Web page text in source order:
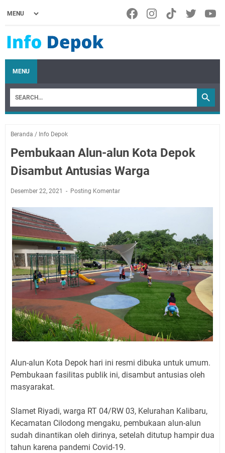
MENU
Beranda / Info Depok
Pembukaan Alun-alun Kota Depok
Disambut Antusias Warga
Desember 22, 2021 Posting Komentar
Alun-alun Kota Depok hari ini resmi dibuka untuk umum.
Pembukaan fasilitas publik ini, disambut antusias oleh
masyarakat.
Slamet Riyadi, warga RT 04/RW 03, Kelurahan Kalibaru,
Kecamatan Cilodong mengaku, pembukaan alun-alun
sudah dinantikan oleh dirinya, setelah ditutup hampir dua
tahun karena pandemi Covid-19.